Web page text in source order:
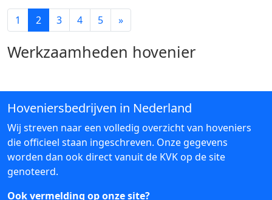
1 2 3 4 5 »
Werkzaamheden hovenier
Hoveniersbedrijven in Nederland
Wij streven naar een volledig overzicht van hoveniers
die officieel staan ingeschreven. Onze gegevens
worden dan ook direct vanuit de KVK op de site
genoteerd.
Ook vermelding op onze site?